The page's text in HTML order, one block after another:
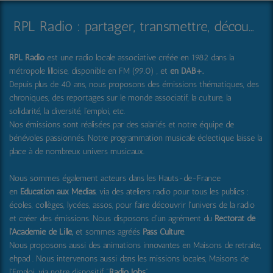
RPL Radio : partager, transmettre, découvrir et surprendre
RPL Radio est une radio locale associative créée en 1982 dans la
métropole lilloise, disponible en FM (99.0) , et en DAB+.
Depuis plus de 40 ans, nous proposons des émissions thématiques, des
chroniques, des reportages sur le monde associatif, la culture, la
solidarité, la diversité, l'emploi, etc.
Nos émissions sont réalisées par des salariés et notre équipe de
bénévoles passionnés. Notre programmation musicale éclectique laisse la
place à de nombreux univers musicaux.
Nous sommes également acteurs dans les Hauts-de-France
en Education aux Médias, via des ateliers radio pour tous les publics :
écoles, collèges, lycées, assos, pour faire découvrir l'univers de la radio
et créer des émissions. Nous disposons d'un agrément du Rectorat de
l'Académie de Lille, et sommes agréés Pass Culture.
Nous proposons aussi des animations innovantes en Maisons de retraite,
ehpad . Nous intervenons aussi dans les missions locales, Maisons de